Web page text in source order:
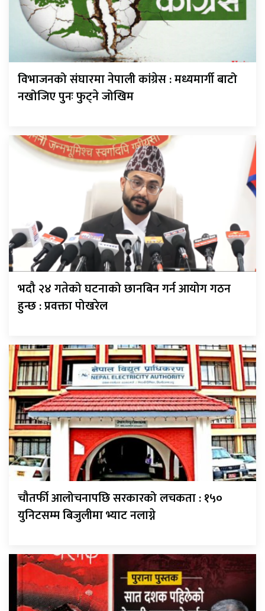
विभाजनको संघारमा नेपाली कांग्रेस : मध्यमार्गी बाटो
नखोजिए पुनः फुट्ने जोखिम
भदौ २४ गतेको घटनाको छानबिन गर्न आयोग गठन
हुन्छ : प्रवक्ता पोखरेल
चौतर्फी आलोचनापछि सरकारको लचकता : १५०
युनिटसम्म बिजुलीमा भ्याट नलाग्ने